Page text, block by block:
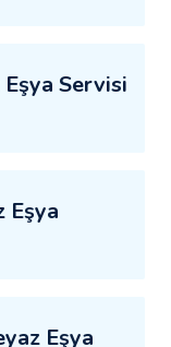
Servisi
Eşya
Eşya